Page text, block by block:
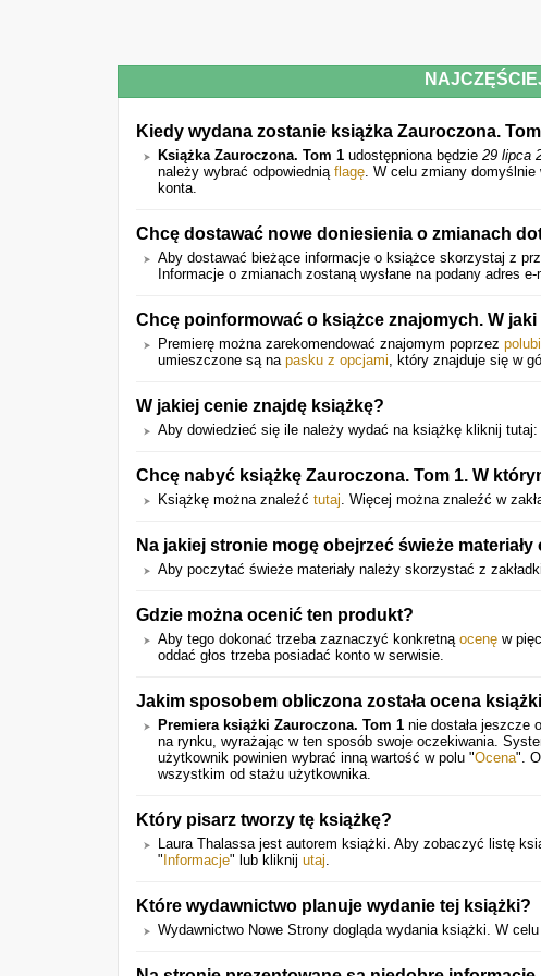
Kiedy wydana zostanie książka Zauroczona.
Książka Zauroczona. Tom 1 udostępniona będzie 29 lipca
należy wybrać odpowiednią flagę. W celu zmiany
konta.
Chcę dostawać nowe doniesienia o zmianach
Aby dostawać bieżące informacje o książce skorzystaj z
Informacje o zmianach zostaną wysłane na podany adres
Chcę poinformować o książce znajomych. W
Premierę można zarekomendować znajomym poprzez
umieszczone są na pasku z opcjami, który znajduje się w
W jakiej cenie znajdę książkę?
Aby dowiedzieć się ile należy wydać na książkę kliknij tutaj:
Chcę nabyć książkę Zauroczona. Tom 1. W
Książkę można znaleźć tutaj. Więcej można znaleźć w
Na jakiej stronie mogę obejrzeć świeże
Aby poczytać świeże materiały należy skorzystać z
Gdzie można ocenić ten produkt?
Aby tego dokonać trzeba zaznaczyć konkretną ocenę w
oddać głos trzeba posiadać konto w serwisie.
Jakim sposobem obliczona została ocena
Premiera książki Zauroczona. Tom 1 nie dostała jeszcze
na rynku, wyrażając w ten sposób swoje oczekiwania.
użytkownik powinien wybrać inną wartość w polu "Ocena".
wszystkim od stażu użytkownika.
Który pisarz tworzy tę książkę?
Laura Thalassa jest autorem książki. Aby zobaczyć listę
" Informacje" lub kliknij utaj.
Które wydawnictwo planuje wydanie tej książki?
Wydawnictwo Nowe Strony dogląda wydania książki. W